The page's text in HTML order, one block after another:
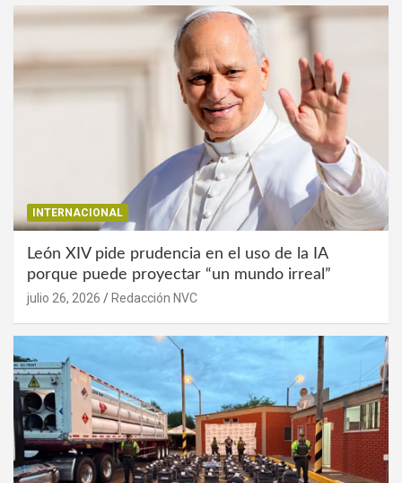
INTERNACIONAL
León XIV pide prudencia en el uso de la IA
porque puede proyectar “un mundo irreal”
julio 26, 2026 Redacción NVC